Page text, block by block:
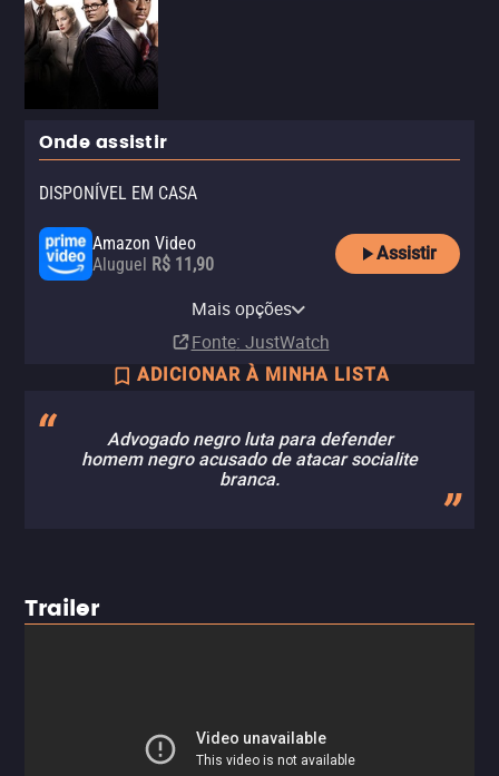
Onde assistir
DISPONÍVEL EM CASA
Amazon Video
Aluguel R$ 11,90
Assistir
R$ 11,90
R$ 6,90Mais opções
Fonte: JustWatch
ADICIONAR À MINHA LISTA
Advogado negro luta para defender
homem negro acusado de atacar socialite
branca.
Trailer